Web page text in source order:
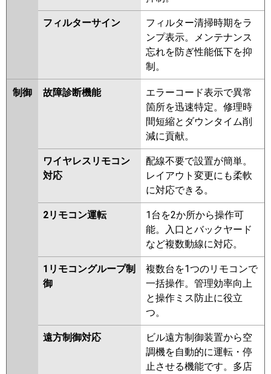
フィルターサイン
フィルター清掃時期をラ
ンプ表示。メンテナンス
忘れを防ぎ性能低下を抑
制。
制御 故障診断機能
エラーコード表示で異常
箇所を迅速特定。修理時
間短縮とダウンタイム削
減に貢献。
ワイヤレスリモコン
対応
配線不要で設置が簡単。
レイアウト変更にも柔軟
に対応できる。
2リモコン運転
1台を2か所から操作可
能。入口とバックヤード
など複数動線に対応。
1リモコングループ制
御
複数台を1つのリモコンで
一括操作。管理効率向上
と操作ミス防止に役立
つ。
遠方制御対応
ビル遠方制御装置から空
調機を自動的に運転・停
止させる機能です。多店